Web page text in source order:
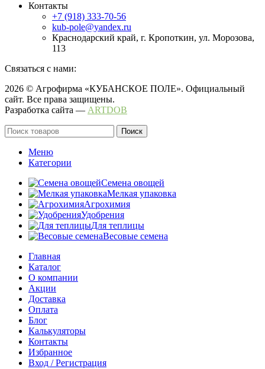
Контакты
+7 (918) 333-70-56
kub-pole@yandex.ru
Краснодарский край, г. Кропоткин, ул. Морозова,
113
Связаться с нами:
2026 © Агрофирма «КУБАНСКОЕ ПОЛЕ». Официальный
сайт. Все права защищены.
Разработка сайта — ARTDOB
Поиск
Меню
Категории
Семена овощей
Мелкая упаковка
Агрохимия
Удобрения
Для теплицы
Весовые семена
Главная
Каталог
О компании
Акции
Доставка
Оплата
Блог
Калькуляторы
Контакты
Избранное
Вход / Регистрация